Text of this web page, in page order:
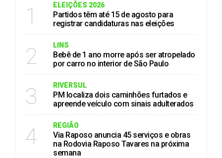
1 ELEIÇÕES 2026
Partidos têm até 15 de agosto para
registrar candidaturas nas eleições
2 LINS
Bebê de 1 ano morre após ser atropelado
por carro no interior de São Paulo
3 RIVERSUL
PM localiza dois caminhões furtados e
apreende veículo com sinais adulterados
4 REGIÃO
Via Raposo anuncia 45 serviços e obras
na Rodovia Raposo Tavares na próxima
semana